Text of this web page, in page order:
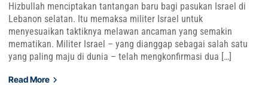
Hizbullah menciptakan tantangan baru bagi pasukan Israel di
Lebanon selatan. Itu memaksa militer Israel untuk
menyesuaikan taktiknya melawan ancaman yang semakin
mematikan. Militer Israel – yang dianggap sebagai salah satu
yang paling maju di dunia – telah mengkonfirmasi dua […]
Read More